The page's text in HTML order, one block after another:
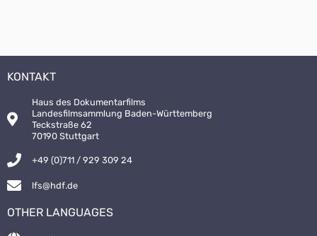
KONTAKT
Haus des Dokumentarfilms
Landesfilmsammlung Baden-Württemberg
Teckstraße 62
70190 Stuttgart
+49 (0)711 / 929 309 24
lfs@hdf.de
OTHER LANGUAGES